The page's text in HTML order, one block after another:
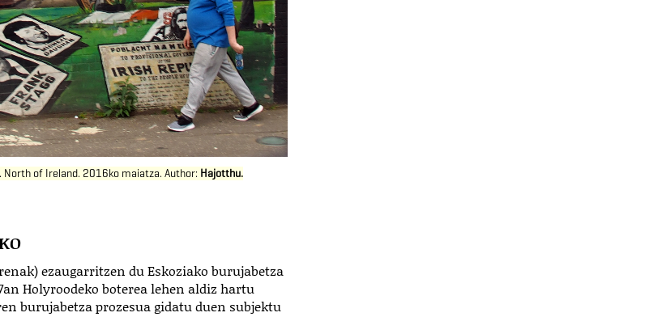
of Ireland. 2016ko maiatza. Author: Hajotthu.
ezaugarritzen du Eskoziako burujabetza
Holyroodeko boterea lehen aldiz hartu
burujabetza prozesua gidatu duen subjektu